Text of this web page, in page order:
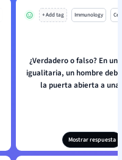
+ Add tag Immunology
¿Verdadero o falso? En
igualitaria, un hombre
la puerta abierta a una
Mostrar respuesta